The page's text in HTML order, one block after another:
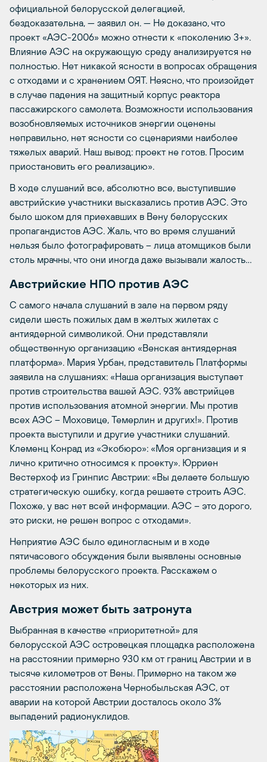
официальной белорусской делегацией,
бездоказательна, — заявил он. — Не доказано, что
проект «АЭС-2006» можно отнести к «поколению 3+».
Влияние АЭС на окружающую среду анализируется не
полностью. Нет никакой ясности в вопросах обращения
с отходами и с хранением ОЯТ. Неясно, что произойдет
в случае падения на защитный корпус реактора
пассажирского самолета. Возможности использования
возобновляемых источников энергии оценены
неправильно, нет ясности со сценариями наиболее
тяжелых аварий. Наш вывод: проект не готов. Просим
приостановить его реализацию».
В ходе слушаний все, абсолютно все, выступившие
австрийские участники высказались против АЭС. Это
было шоком для приехавших в Вену белорусских
пропагандистов АЭС. Жаль, что во время слушаний
нельзя было фотографировать – лица атомщиков были
столь мрачны, что они иногда даже вызывали жалость…
Австрийские НПО против АЭС
С самого начала слушаний в зале на первом ряду
сидели шесть пожилых дам в желтых жилетах с
антиядерной символикой. Они представляли
общественную организацию «Венская антиядерная
платформа». Мария Урбан, представитель Платформы
заявила на слушаниях: «Наша организация выступает
против строительства вашей АЭС. 93% австрийцев
против использования атомной энергии. Мы против
всех АЭС – Моховице, Темерлин и других!». Против
проекта выступили и другие участники слушаний.
Клеменц Конрад из «Экобюро»: «Моя организация и я
лично критично относимся к проекту». Юрриен
Вестерхоф из Гринпис Австрии: «Вы делаете большую
стратегическую ошибку, когда решаете строить АЭС.
Похоже, у вас нет всей информации. АЭС – это дорого,
это риски, не решен вопрос с отходами».
Неприятие АЭС было единогласным и в ходе
пятичасового обсуждения были выявлены основные
проблемы белорусского проекта. Расскажем о
некоторых из них.
Австрия может быть затронута
Выбранная в качестве «приоритетной» для
белорусской АЭС островецкая площадка расположена
на расстоянии примерно 930 км от границ Австрии и в
тысяче километров от Вены. Примерно на таком же
расстоянии расположена Чернобыльская АЭС, от
аварии на которой Австрии досталось около 3%
выпадений радионуклидов.